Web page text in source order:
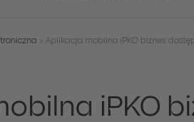
iPKO